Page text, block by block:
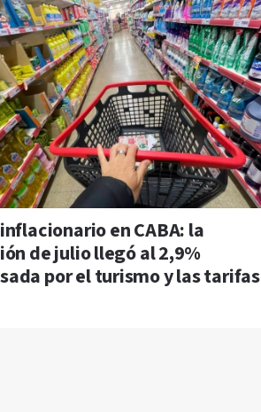
en CABA: la
de julio llegó al 2,9%
por el turismo y las tarifas